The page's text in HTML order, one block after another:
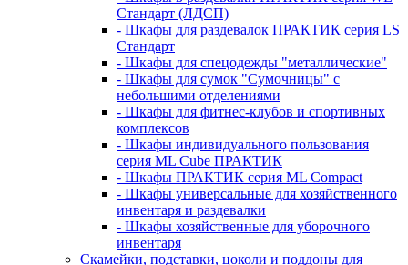
Стандарт (ЛДСП)
- Шкафы для раздевалок ПРАКТИК серия LS
Стандарт
- Шкафы для спецодежды "металлические"
- Шкафы для сумок "Сумочницы" с
небольшими отделениями
- Шкафы для фитнес-клубов и спортивных
комплексов
- Шкафы индивидуального пользования
серия ML Cube ПРАКТИК
- Шкафы ПРАКТИК серия ML Compact
- Шкафы универсальные для хозяйственного
инвентаря и раздевалки
- Шкафы хозяйственные для уборочного
инвентаря
Скамейки, подставки, цоколи и поддоны для